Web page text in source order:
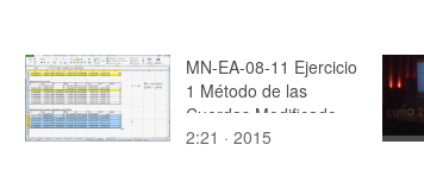
MN-EA-08-11 Ejercicio
1 Método de las
Cuerdas Modificado
2:21 · 2015